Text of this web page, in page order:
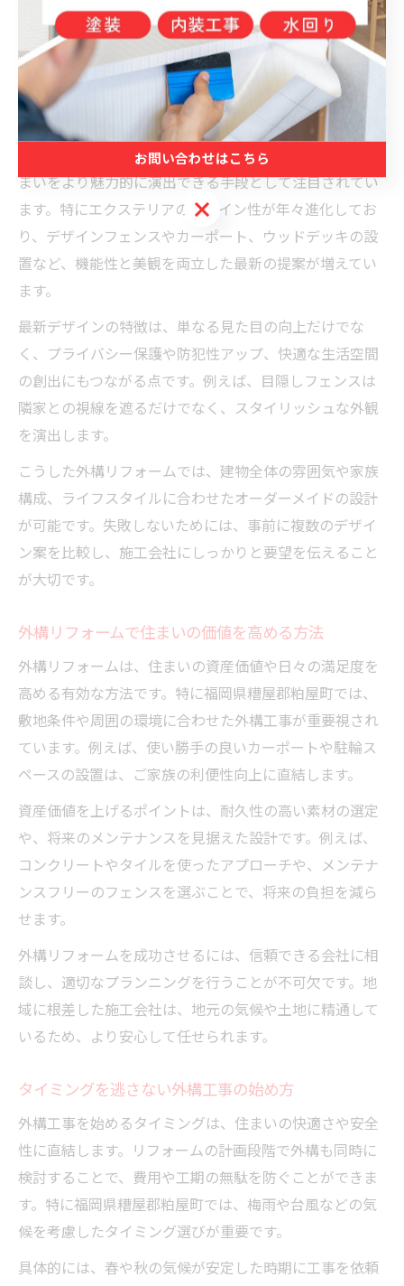
理想の住まいへ外構工事をするな
ら今がチャンス
リフォームで叶う最新外構デザインの魅力
リフォームによる外構工事は、福岡県糟屋郡粕屋町の住
まいをより魅力的に演出できる手段として注目されてい
ます。特にエクステリアのデザイン性が年々進化してお
り、デザインフェンスやカーポート、ウッドデッキの設
置など、機能性と美観を両立した最新の提案が増えてい
ます。
最新デザインの特徴は、単なる見た目の向上だけでな
く、プライバシー保護や防犯性アップ、快適な生活空間
の創出にもつながる点です。例えば、目隠しフェンスは
隣家との視線を遮るだけでなく、スタイリッシュな外観
を演出します。
こうした外構リフォームでは、建物全体の雰囲気や家族
構成、ライフスタイルに合わせたオーダーメイドの設計
が可能です。失敗しないためには、事前に複数のデザイ
ン案を比較し、施工会社にしっかりと要望を伝えること
が大切です。
外構リフォームで住まいの価値を高める方法
外構リフォームは、住まいの資産価値や日々の満足度を
高める有効な方法です。特に福岡県糟屋郡粕屋町では、
敷地条件や周囲の環境に合わせた外構工事が重要視され
ています。例えば、使い勝手の良いカーポートや駐輪ス
ペースの設置は、ご家族の利便性向上に直結します。
資産価値を上げるポイントは、耐久性の高い素材の選定
や、将来のメンテナンスを見据えた設計です。例えば、
コンクリートやタイルを使ったアプローチや、メンテナ
ンスフリーのフェンスを選ぶことで、将来の負担を減ら
せます。
外構リフォームを成功させるには、信頼できる会社に相
談し、適切なプランニングを行うことが不可欠です。地
域に根差した施工会社は、地元の気候や土地に精通して
いるため、より安心して任せられます。
タイミングを逃さない外構工事の始め方
外構工事を始めるタイミングは、住まいの快適さや安全
性に直結します。リフォームの計画段階で外構も同時に
検討することで、費用や工期の無駄を防ぐことができま
す。特に福岡県糟屋郡粕屋町では、梅雨や台風などの気
候を考慮したタイミング選びが重要です。
具体的には、春や秋の気候が安定した時期に工事を依頼
お問い合わせはこちら
お問い合わせはこちら